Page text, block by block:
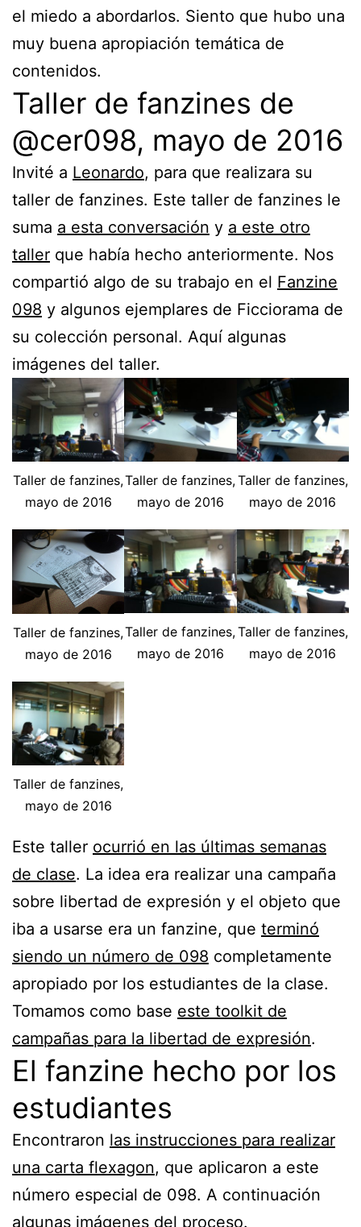
el miedo a abordarlos. Siento que hubo una
muy buena apropiación temática de
contenidos.
Taller de fanzines de
@cer098, mayo de 2016
Invité a Leonardo, para que realizara su
taller de fanzines. Este taller de fanzines le
suma a esta conversación y a este otro
taller que había hecho anteriormente. Nos
compartió algo de su trabajo en el Fanzine
098 y algunos ejemplares de Ficciorama de
su colección personal. Aquí algunas
imágenes del taller.
Taller de fanzines,
mayo de 2016
Taller de fanzines,
mayo de 2016
Taller de fanzines,
mayo de 2016
Taller de fanzines,
mayo de 2016
Taller de fanzines,
mayo de 2016
Taller de fanzines,
mayo de 2016
Taller de fanzines,
mayo de 2016
Este taller ocurrió en las últimas semanas
de clase. La idea era realizar una campaña
sobre libertad de expresión y el objeto que
iba a usarse era un fanzine, que terminó
siendo un número de 098 completamente
apropiado por los estudiantes de la clase.
Tomamos como base este toolkit de
campañas para la libertad de expresión.
El fanzine hecho por los
estudiantes
Encontraron las instrucciones para realizar
una carta flexagon, que aplicaron a este
número especial de 098. A continuación
algunas imágenes del proceso.